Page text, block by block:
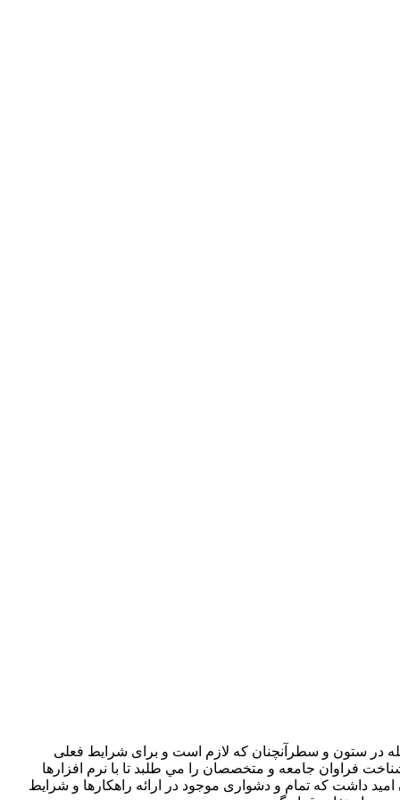
در ستون و سطرآنچنان که لازم است و برای شرايط فعلی
فراوان جامعه و متخصصان را مي طلبد تا با نرم افزارها
داشت که تمام و دشواری موجود در ارائه راهکارها و شرايط